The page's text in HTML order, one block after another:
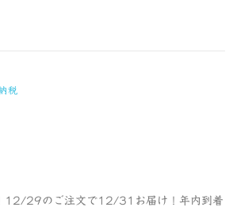
税
12/29のご注文で12/31お届け！年内到着